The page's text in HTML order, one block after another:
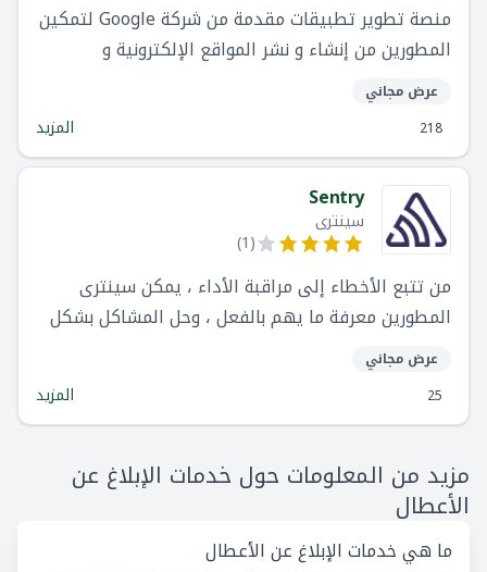
منصة تطوير تطبيقات مقدمة من شركة Google لتمكين
المطورين من إنشاء و نشر المواقع الإلكترونية و
تطبيقات الهواتف بسرعة و جودة عالية
عرض مجاني
218
المزيد
Sentry
سينترى
(
1
)
من تتبع الأخطاء إلى مراقبة الأداء ، يمكن سينترى
المطورين معرفة ما يهم بالفعل ، وحل المشاكل بشكل
أسرع
عرض مجاني
25
المزيد
مزيد من المعلومات حول خدمات الإبلاغ عن
الأعطال
ما هي خدمات الإبلاغ عن الأعطال